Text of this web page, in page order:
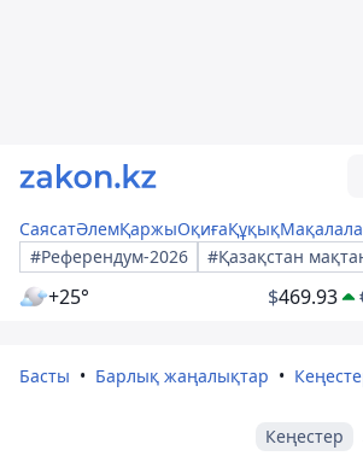
СаясатӘлемҚаржыОқиғаҚұқық
#Референдум-2026
#Қазақстан
+25° $469.93
Басты Барлық жаңалықтар
Кеңестер